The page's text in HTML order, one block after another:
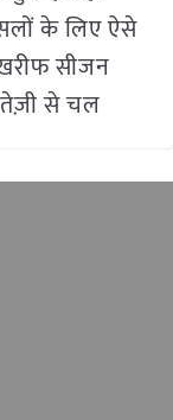
के लिए ऐसे
सीजन
से चल